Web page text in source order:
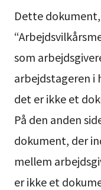
Dette
som
arbejdstageren i
det er ikke et
På den anden
dokument, der
mellem
er ikke et